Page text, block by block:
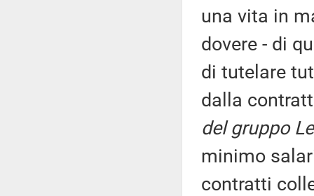
una vita in
dovere - di
di tutelare
dalla
del gruppo
minimo
contratti